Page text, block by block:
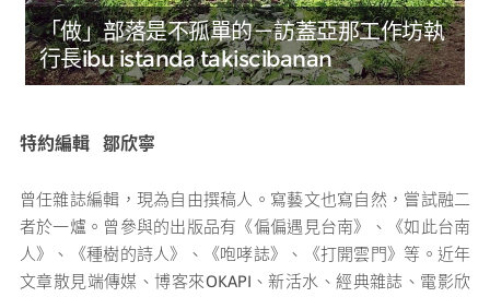
「做」部落是不孤單的－訪蓋亞那工作坊執
行長ibu istanda takiscibanan
特約編輯 鄒欣寧
曾任雜誌編輯，現為自由撰稿人。寫藝文也寫自然，嘗試融二
者於一爐。曾參與的出版品有《偏偏遇見台南》、《如此台南
人》、《種樹的詩人》、《咆哮誌》、《打開雲門》等。近年
文章散見端傳媒、博客來OKAPI、新活水、經典雜誌、電影欣